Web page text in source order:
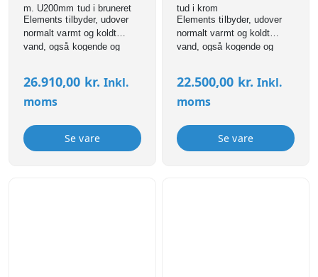
m. U200mm tud i bruneret
Elements tilbyder, udover
normalt varmt og koldt
vand, også kogende og
26.910,00 kr. Inkl.
moms
Se vare
tud i krom
Elements tilbyder, udover
normalt varmt og koldt
vand, også kogende og
22.500,00 kr. Inkl.
moms
Se vare